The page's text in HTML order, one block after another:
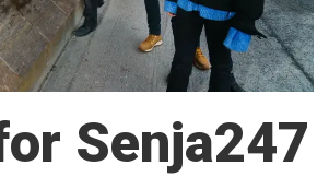
Senja247